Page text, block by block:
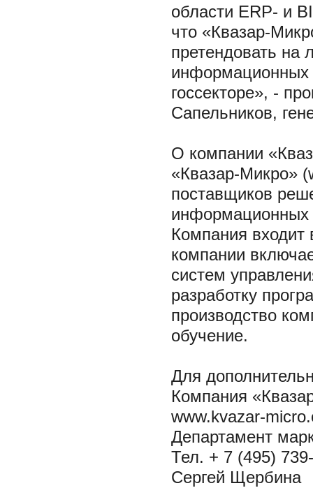
области ERP- и
что «Квазар-
претендовать на
информационных
госсекторе», -
Сапельников,
О компании
«Квазар-Микро»
поставщиков
информационных
Компания
компании
систем
разработку
производство
обучение.
Для
Компания
www.kvazar-
Департамент
Тел. + 7 (495)
Сергей Щербина